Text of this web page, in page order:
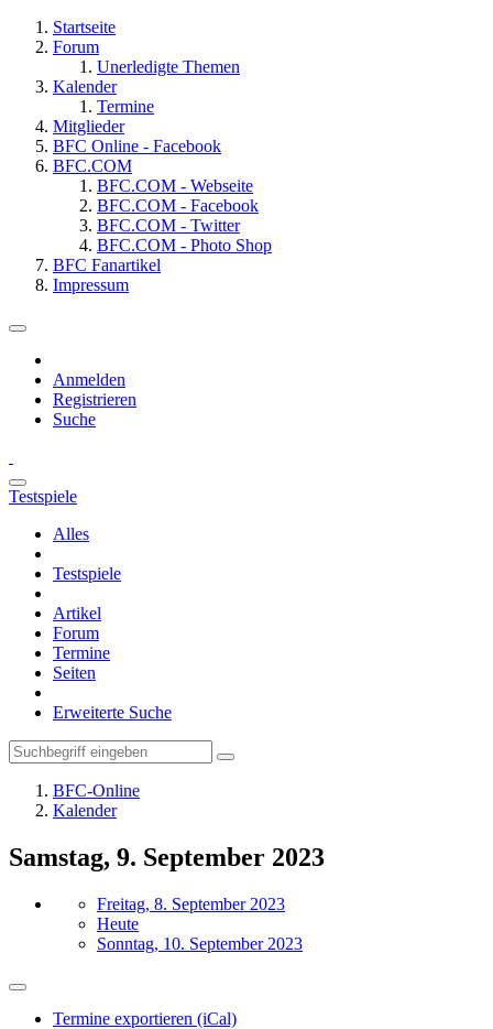
Startseite
Forum
Unerledigte Themen
Kalender
Termine
Mitglieder
BFC Online - Facebook
BFC.COM
BFC.COM - Webseite
BFC.COM - Facebook
BFC.COM - Twitter
BFC.COM - Photo Shop
BFC Fanartikel
Impressum
Anmelden
Registrieren
Suche
Testspiele
Alles
Testspiele
Artikel
Forum
Termine
Seiten
Erweiterte Suche
BFC-Online
Kalender
Samstag, 9. September 2023
Freitag, 8. September 2023
Heute
Sonntag, 10. September 2023
Termine exportieren (iCal)